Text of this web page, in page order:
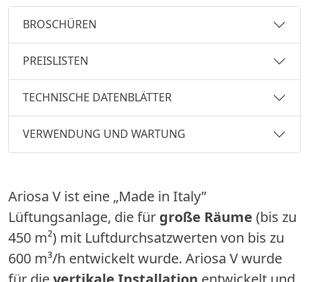
BROSCHÜREN
PREISLISTEN
TECHNISCHE DATENBLÄTTER
VERWENDUNG UND WARTUNG
Ariosa V ist eine „Made in Italy”
Lüftungsanlage, die für große Räume (bis zu
450 m²) mit Luftdurchsatzwerten von bis zu
600 m³/h entwickelt wurde. Ariosa V wurde